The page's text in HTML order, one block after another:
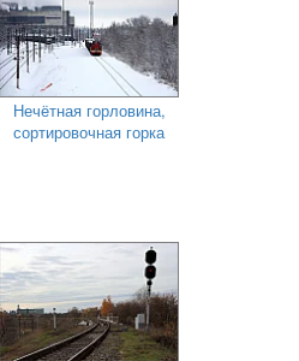
Нечётная горловина,
сортировочная горка